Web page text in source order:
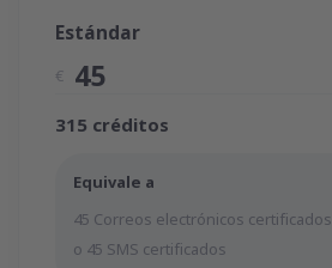
Estándar
€ 45
315 créditos
Equivale a
45 Correos electrónicos certificados
o 45 SMS certificados